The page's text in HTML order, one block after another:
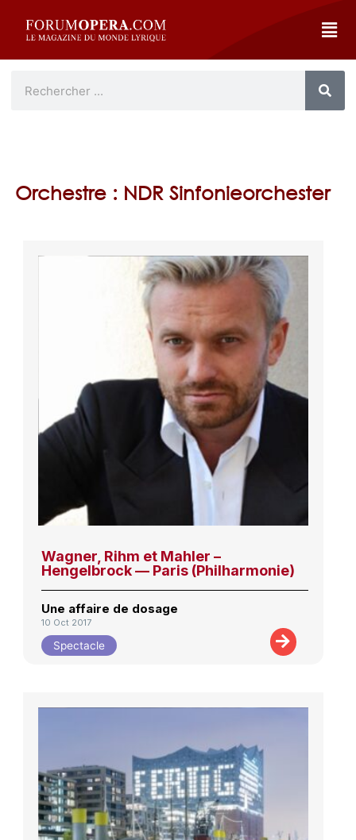
Orchestre : NDR Sinfonieorchester
Wagner, Rihm et Mahler –
Hengelbrock — Paris (Philharmonie)
Une affaire de dosage
10 Oct 2017
Spectacle